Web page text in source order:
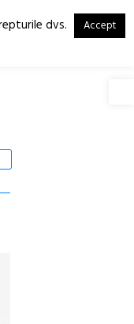
dvs. Accept